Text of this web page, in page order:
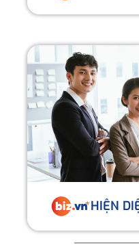
HIỆN